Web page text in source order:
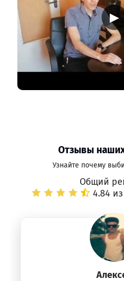
▶
Отзывы
Узнайте почему
Общий
4.84